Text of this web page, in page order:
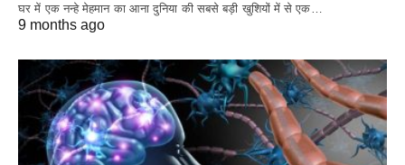
घर में एक नन्हे मेहमान का आना दुनिया की सबसे बड़ी खुशियों में से एक…
9 months ago